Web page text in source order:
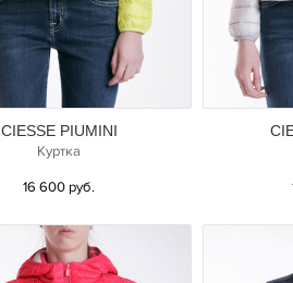
CIESSE PIUMINI
Куртка
16 600 руб.